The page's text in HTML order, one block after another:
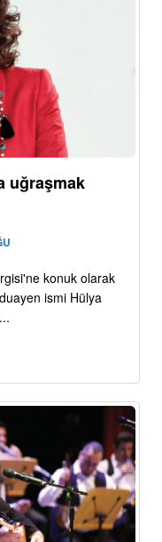
uğraşmak
konuk olarak
ismi Hülya